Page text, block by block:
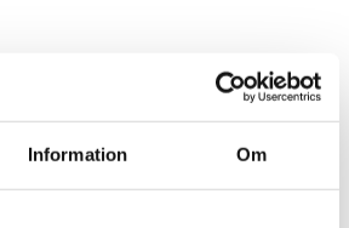
Information Om